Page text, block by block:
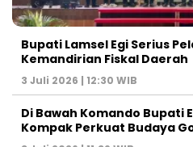
Bupati Lamsel Egi Serius
Kemandirian Fiskal Daerah
3 Juli 2026 | 12:30 WIB
Di Bawah Komando Bupati
Kompak Perkuat Budaya